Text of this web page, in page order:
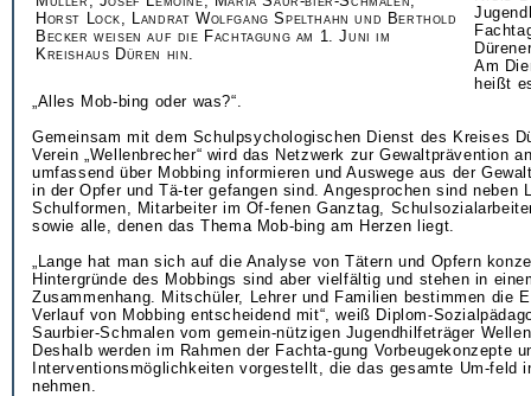
Horst Lock, Landrat Wolfgang Spelthahn und Berthold
Becker weisen auf die Fachtagung am 1. Juni im
Kreishaus Düren hin.
Am
heißt
„Alles Mob-bing oder was?“.
Gemeinsam mit dem Schulpsychologischen Dienst des Kreises
Verein „Wellenbrecher“ wird das Netzwerk zur Gewaltprävention
umfassend über Mobbing informieren und Auswege aus der
in der Opfer und Tä-ter gefangen sind. Angesprochen sind neben
Schulformen, Mitarbeiter im Of-fenen Ganztag,
sowie alle, denen das Thema Mob-bing am Herzen liegt.
„Lange hat man sich auf die Analyse von Tätern und Opfern
Hintergründe des Mobbings sind aber vielfältig und stehen in
Zusammenhang. Mitschüler, Lehrer und Familien bestimmen die
Verlauf von Mobbing entscheidend mit“, weiß Diplom-
Saurbier-Schmalen vom gemein-nützigen Jugendhilfeträger
Deshalb werden im Rahmen der Fachta-gung Vorbeugekonzepte
Interventionsmöglichkeiten vorgestellt, die das gesamte Um-feld
nehmen.